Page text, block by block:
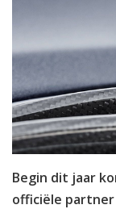
Begin dit jaar
officiële